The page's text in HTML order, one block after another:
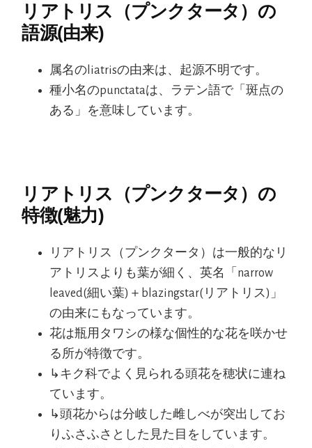
リアトリス（プンクタータ）の
語源(由来)
属名のliatrisの由来は、起源不明です。
種小名のpunctataは、ラテン語で「斑点の
ある」を意味しています。
リアトリス（プンクタータ）の
特徴(魅力)
リアトリス（プンクタータ）は一般的なリ
アトリスよりも葉が細く、英名「narrow
leaved(細い葉)＋blazingstar(リアトリス)」
の由来にもなっています。
花は瓶用タワシの様な個性的な花を咲かせ
る所が特徴です。
↳キク科でよく見られる頭花を穂状に連ね
ています。
↳頭花からは分岐した雌しべが突出してお
りふさふさとした見た目をしています。